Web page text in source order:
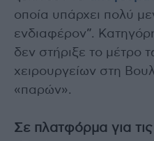
οποία υπάρχει πολύ
ενδιαφέρον”.
δεν στήριξε το μέτρο
χειρουργείων στη
«παρών».
Σε πλατφόρμα για τις